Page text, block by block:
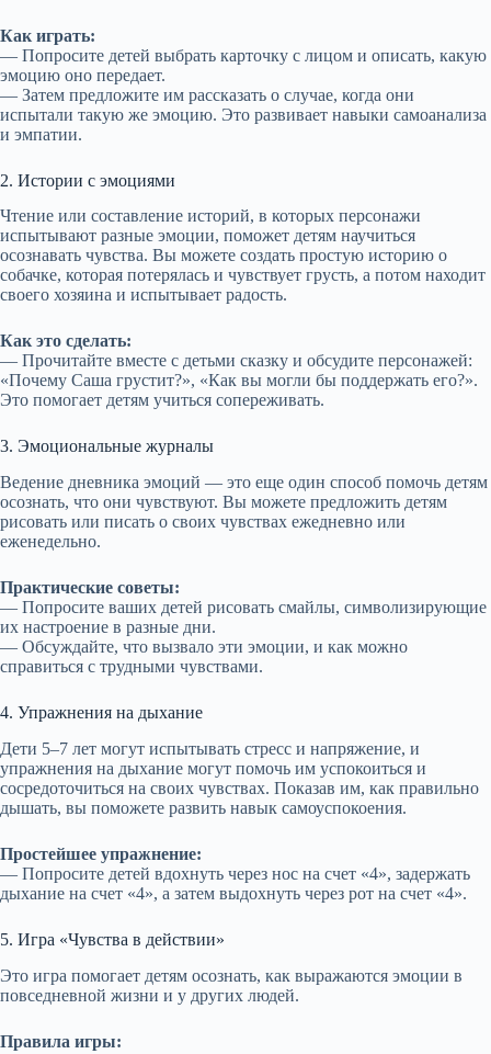
Как играть:
— Попросите детей выбрать карточку с лицом и описать, какую
эмоцию оно передает.
— Затем предложите им рассказать о случае, когда они
испытали такую же эмоцию. Это развивает навыки самоанализа
и эмпатии.
2. Истории с эмоциями
Чтение или составление историй, в которых персонажи
испытывают разные эмоции, поможет детям научиться
осознавать чувства. Вы можете создать простую историю о
собачке, которая потерялась и чувствует грусть, а потом находит
своего хозяина и испытывает радость.
Как это сделать:
— Прочитайте вместе с детьми сказку и обсудите персонажей:
«Почему Саша грустит?», «Как вы могли бы поддержать его?».
Это помогает детям учиться сопереживать.
3. Эмоциональные журналы
Ведение дневника эмоций — это еще один способ помочь детям
осознать, что они чувствуют. Вы можете предложить детям
рисовать или писать о своих чувствах ежедневно или
еженедельно.
Практические советы:
— Попросите ваших детей рисовать смайлы, символизирующие
их настроение в разные дни.
— Обсуждайте, что вызвало эти эмоции, и как можно
справиться с трудными чувствами.
4. Упражнения на дыхание
Дети 5–7 лет могут испытывать стресс и напряжение, и
упражнения на дыхание могут помочь им успокоиться и
сосредоточиться на своих чувствах. Показав им, как правильно
дышать, вы поможете развить навык самоуспокоения.
Простейшее упражнение:
— Попросите детей вдохнуть через нос на счет «4», задержать
дыхание на счет «4», а затем выдохнуть через рот на счет «4».
5. Игра «Чувства в действии»
Это игра помогает детям осознать, как выражаются эмоции в
повседневной жизни и у других людей.
Правила игры: